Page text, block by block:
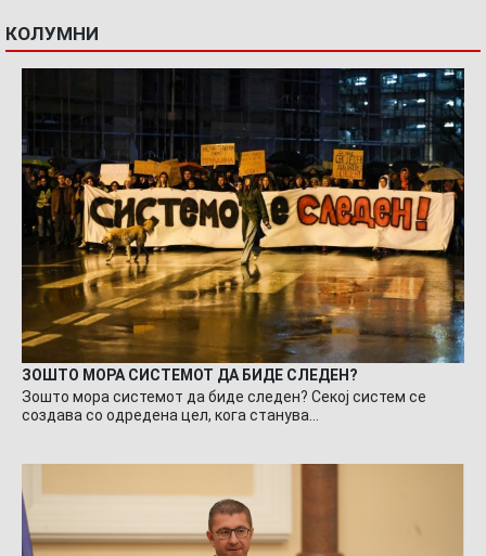
КОЛУМНИ
ЗОШТО МОРА СИСТЕМОТ ДА БИДЕ СЛЕДЕН?
Зошто мора системот да биде следен? Секој систем се
создава со одредена цел, кога станува…